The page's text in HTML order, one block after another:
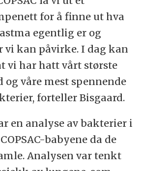
for å finne ut hva
egentlig er og
kan påvirke. I dag kan
vi har hatt vårt største
våre mest spennende
forteller Bisgaard.
en analyse av bakterier i
babyene da de
Analysen var tenkt